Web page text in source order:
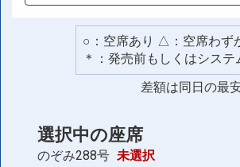
○：空席あり △：空席わず
＊：発売前もしくはシス
差額は同日の最
選択中の座席
のぞみ288号 未選択